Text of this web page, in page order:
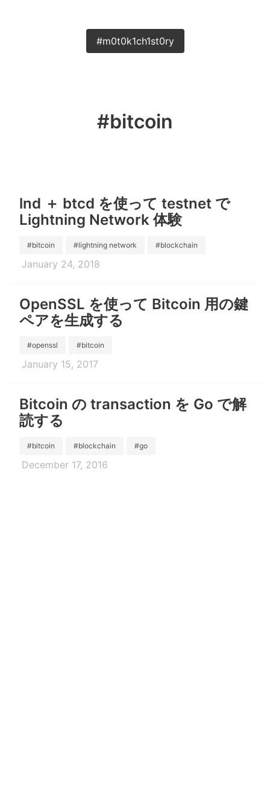
#m0t0k1ch1st0ry
#bitcoin
lnd ＋ btcd を使って testnet で
Lightning Network 体験
#bitcoin #lightning network #blockchain
January 24, 2018
OpenSSL を使って Bitcoin 用の鍵
ペアを生成する
#openssl #bitcoin
January 15, 2017
Bitcoin の transaction を Go で解
読する
#bitcoin #blockchain #go
December 17, 2016